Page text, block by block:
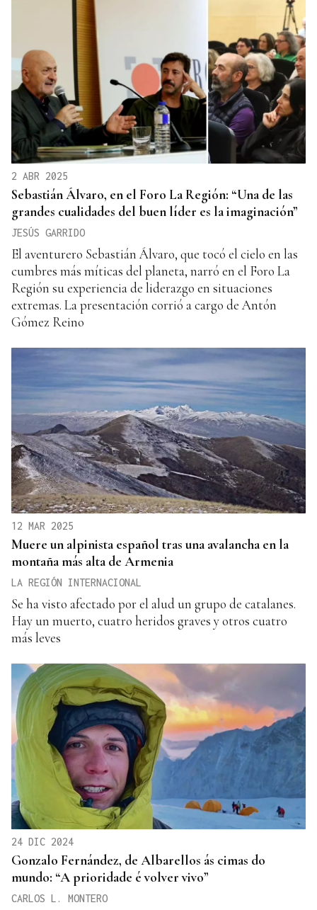
2 ABR 2025
Sebastián Álvaro, en el Foro La Región: “Una de las
grandes cualidades del buen líder es la imaginación”
JESÚS GARRIDO
El aventurero Sebastián Álvaro, que tocó el cielo en las
cumbres más míticas del planeta, narró en el Foro La
Región su experiencia de liderazgo en situaciones
extremas. La presentación corrió a cargo de Antón
Gómez Reino
12 MAR 2025
Muere un alpinista español tras una avalancha en la
montaña más alta de Armenia
LA REGIÓN INTERNACIONAL
Se ha visto afectado por el alud un grupo de catalanes.
Hay un muerto, cuatro heridos graves y otros cuatro
más leves
24 DIC 2024
Gonzalo Fernández, de Albarellos ás cimas do
mundo: “A prioridade é volver vivo”
CARLOS L. MONTERO